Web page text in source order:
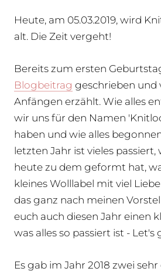
Heute, am 05.03.2019, wird
alt. Die Zeit vergeht!
Bereits zum ersten
Blogbeitrag geschrieben und
Anfängen erzählt. Wie alles
wir uns für den Namen
haben und wie alles
letzten Jahr ist vieles
heute zu dem geformt hat,
kleines Wolllabel mit viel
das ganz nach meinen
euch auch diesen Jahr einen
was alles so passiert ist - Let's
Es gab im Jahr 2018 zwei